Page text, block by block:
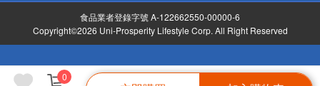
0
食品業者登錄字號 A-122662550-00000-6
Copyright©2026 Uni-Prosperity Lifestyle Corp. All Right Reserved